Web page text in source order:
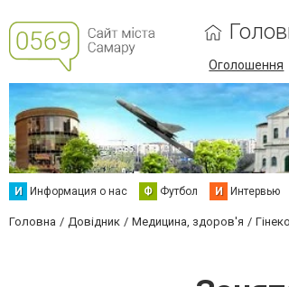
Оголошення
И Информация о нас Ф Футбол И Интервью
Головна Довідник Медицина, здоров'я